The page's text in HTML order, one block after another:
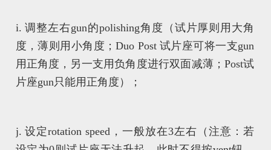
i. 调整左右gun的polishing角度（试片厚则用大角
度，薄则用小角度；Duo Post 试片座可将一支gun
用正角度，另一支用负角度进行双面减薄；Post试
片座gun只能用正角度）；
j. 设定rotation speed，一般放在3左右（注意：若